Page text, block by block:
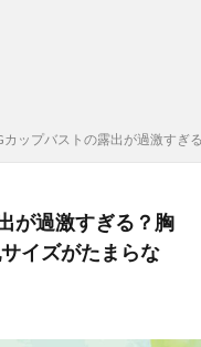
カップバストの露出が過激すぎ
が過激すぎる？胸
イズがたまらな